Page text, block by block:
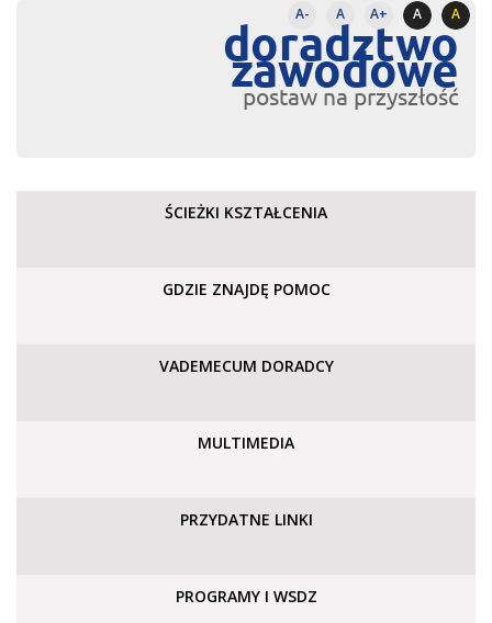
A- A A+ A A
doradztwo
zawodowe
postaw na przyszłość
ŚCIEŻKI KSZTAŁCENIA
GDZIE ZNAJDĘ POMOC
VADEMECUM DORADCY
MULTIMEDIA
PRZYDATNE LINKI
PROGRAMY I WSDZ